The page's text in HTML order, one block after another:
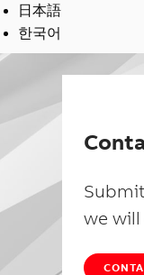
日本語
한국어
we